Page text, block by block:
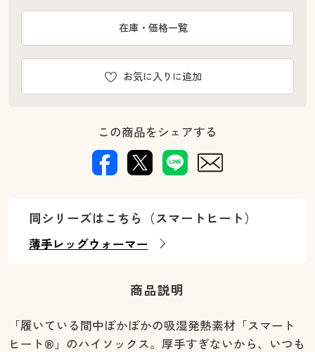
お気に入りに追加
在庫・価格一覧
この商品をシェアする
同シリーズはこちら（スマートヒート）
薄手レッグウォーマー
商品説明
「履いている間中ぽかぽかの吸湿発熱素材「スマート
ヒート®」のハイソックス。厚手すぎないから、いつも